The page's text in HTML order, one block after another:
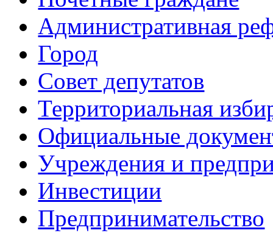
Административная
Город
Совет депутатов
Территориальная
Официальные
Учреждения и
Инвестиции
Предпринимательство